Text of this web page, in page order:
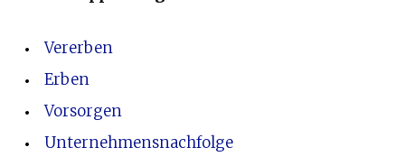
Vererben
Erben
Vorsorgen
Unternehmensnachfolge